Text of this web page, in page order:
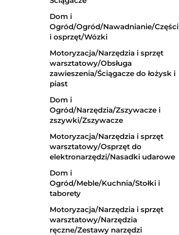
Dom i
Ogród/Ogród/Nawadnianie/Części
i osprzęt/Wózki
Motoryzacja/Narzędzia i sprzęt
warsztatowy/Obsługa
zawieszenia/Ściągacze do łożysk i
piast
Dom i
Ogród/Narzędzia/Zszywacze i
zszywki/Zszywacze
Motoryzacja/Narzędzia i sprzęt
warsztatowy/Osprzęt do
elektronarzędzi/Nasadki udarowe
Dom i
Ogród/Meble/Kuchnia/Stołki i
taborety
Motoryzacja/Narzędzia i sprzęt
warsztatowy/Narzędzia
ręczne/Zestawy narzędzi